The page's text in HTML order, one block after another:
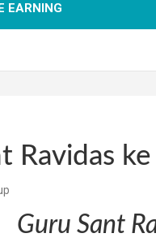
EARNING
Ravidas
Guru Sant